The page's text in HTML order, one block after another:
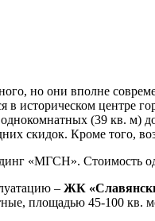
но они вполне
в историческом центре
(39 кв. м)
скидок. Кроме того,
«МГСН». Стоимость
– ЖК
площадью 45-100 кв.